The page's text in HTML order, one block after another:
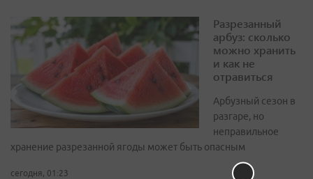
Разрезанный
арбуз: сколько
можно хранить
и как не
отравиться
Арбузный сезон в
разгаре, но
неправильное
хранение разрезанной ягоды может быть опасным
сегодня, 01:23